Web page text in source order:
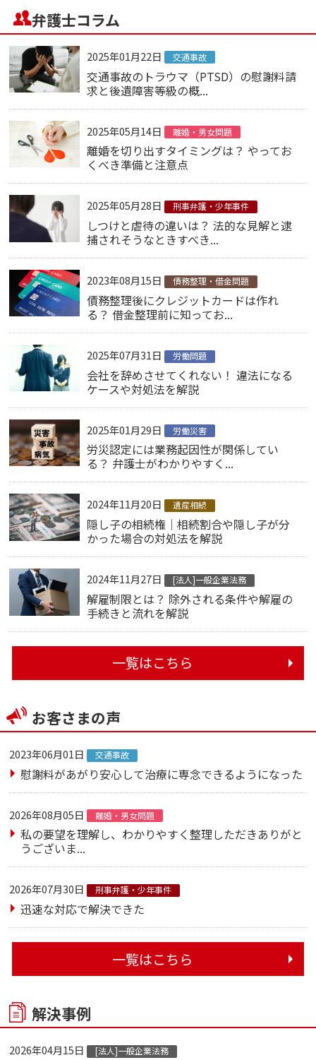
弁護士コラム
2025年01月22日 交通事故
交通事故のトラウマ（PTSD）の慰謝料請
求と後遺障害等級の概...
2025年05月14日 離婚・男女問題
離婚を切り出すタイミングは？ やってお
くべき準備と注意点
2025年05月28日 刑事弁護・少年事件
しつけと虐待の違いは？ 法的な見解と逮
捕されそうなときすべき...
2023年08月15日 債務整理・借金問題
債務整理後にクレジットカードは作れ
る？ 借金整理前に知ってお...
2025年07月31日 労働問題
会社を辞めさせてくれない！ 違法になる
ケースや対処法を解説
2025年01月29日 労働災害
労災認定には業務起因性が関係してい
る？ 弁護士がわかりやすく...
2024年11月20日 遺産相続
隠し子の相続権｜相続割合や隠し子が分
かった場合の対処法を解説
2024年11月27日 [法人]一般企業法務
解雇制限とは？ 除外される条件や解雇の
手続きと流れを解説
一覧はこちら
お客さまの声
2023年06月01日 交通事故
慰謝料があがり安心して治療に専念できるようになった
2026年08月05日 離婚・男女問題
私の要望を理解し、わかりやすく整理しただきありがと
うございま...
2026年07月30日 刑事弁護・少年事件
迅速な対応で解決できた
一覧はこちら
解決事例
2026年04月15日 [法人]一般企業法務